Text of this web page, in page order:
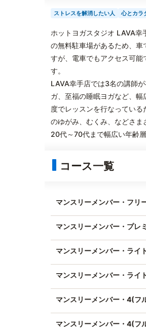
ストレスを解消したい人 心とカラ
ホットヨガスタジオ LAVA幸
の無料駐車場があるため、
すが、電車でもアクセス可
す。
LAVA幸手店では3名の講師
ガ、至福の睡眠ヨガなど、
度でレッスンを行なってい
のゆがみ、むくみ、などさま
20代～70代まで幅広い年齢
コース一覧
マンスリーメンバー・フリ
マンスリーメンバー・プレ
マンスリーメンバー・ライ
マンスリーメンバー・ライ
マンスリーメンバー・4(フ
マンスリーメンバー・4(フ